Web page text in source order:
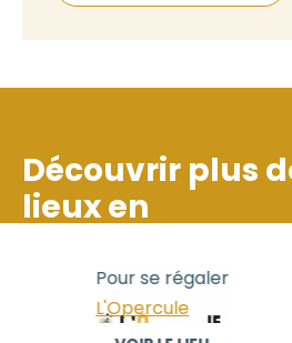
Découvrir plus
lieux en
Pour se régaler
L'Opercule